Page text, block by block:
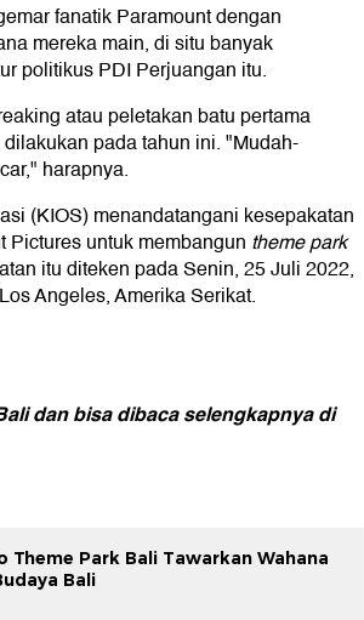
fanatik Paramount dengan
mereka main, di situ banyak
politikus PDI Perjuangan itu.
atau peletakan batu pertama
pada tahun ini. "Mudah-
harapnya.
(KIOS) menandatangani kesepakatan
Pictures untuk membangun theme park
itu diteken pada Senin, 25 Juli 2022,
Angeles, Amerika Serikat.
dan bisa dibaca selengkapnyadi
Theme Park Bali Tawarkan Wahana
Bali